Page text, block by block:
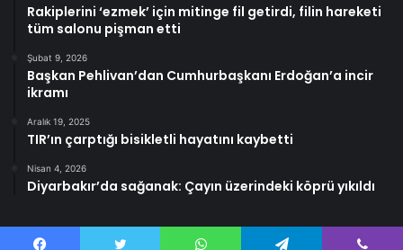
Rakiplerini ‘ezmek’ için mitinge fil getirdi, filin hareketi
tüm salonu pişman etti
Şubat 9, 2026
Başkan Pehlivan’dan Cumhurbaşkanı Erdoğan’a incir
ikramı
Aralık 19, 2025
TIR’ın çarptığı bisikletli hayatını kaybetti
Nisan 4, 2026
Diyarbakır’da sağanak: Çayın üzerindeki köprü yıkıldı